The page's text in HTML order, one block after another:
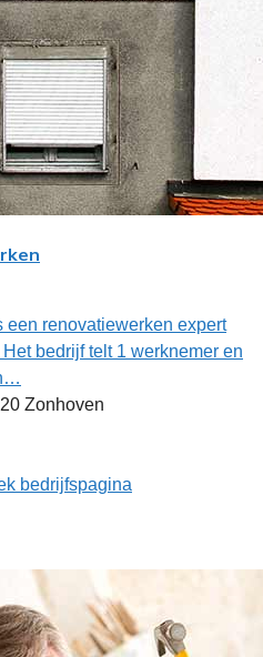
een renovatiewerken expert
bedrijf telt 1 werknemer en
Zonhoven
bedrijfspagina